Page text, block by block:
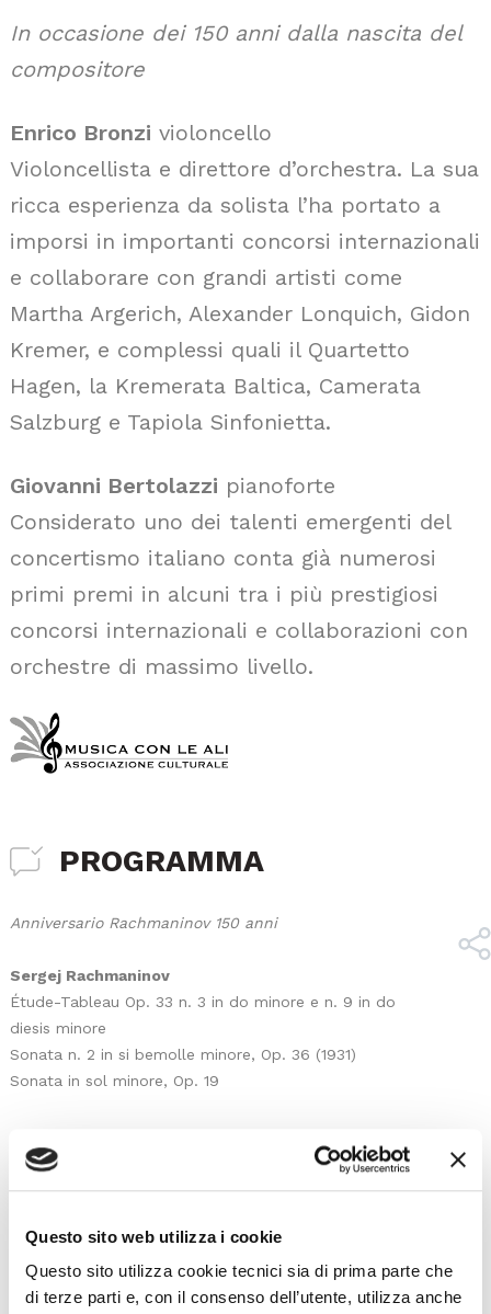
Questo sito web utilizza i cookie
Questo sito utilizza cookie tecnici sia di prima parte che
di terze parti e, con il consenso dell’utente, utilizza anche
In occasione dei 150 anni dalla nascita del
compositore
Enrico Bronzi violoncello
Violoncellista e direttore d’orchestra. La sua
ricca esperienza da solista l’ha portato a
imporsi in importanti concorsi internazionali
e collaborare con grandi artisti come
Martha Argerich, Alexander Lonquich, Gidon
Kremer, e complessi quali il Quartetto
Hagen, la Kremerata Baltica, Camerata
Salzburg e Tapiola Sinfonietta.
Giovanni Bertolazzi pianoforte
Considerato uno dei talenti emergenti del
concertismo italiano conta già numerosi
primi premi in alcuni tra i più prestigiosi
concorsi internazionali e collaborazioni con
orchestre di massimo livello.
PROGRAMMA
Anniversario Rachmaninov 150 anni
Sergej Rachmaninov
Étude-Tableau Op. 33 n. 3 in do minore e n. 9 in do
diesis minore
Sonata n. 2 in si bemolle minore, Op. 36 (1931)
Sonata in sol minore, Op. 19
I prossimi eventi
Gli appuntamenti della settimana